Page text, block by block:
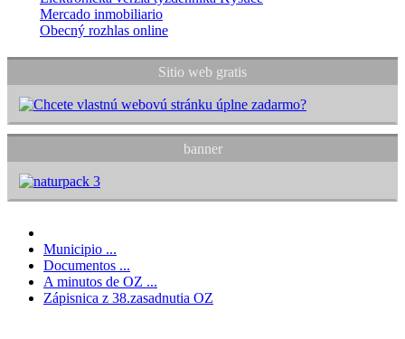
Mercado inmobiliario
Obecný rozhlas online
Sitio web gratis
banner
Municipio ...
Documentos ...
A minutos de OZ ...
Zápisnica z 38.zasadnutia OZ